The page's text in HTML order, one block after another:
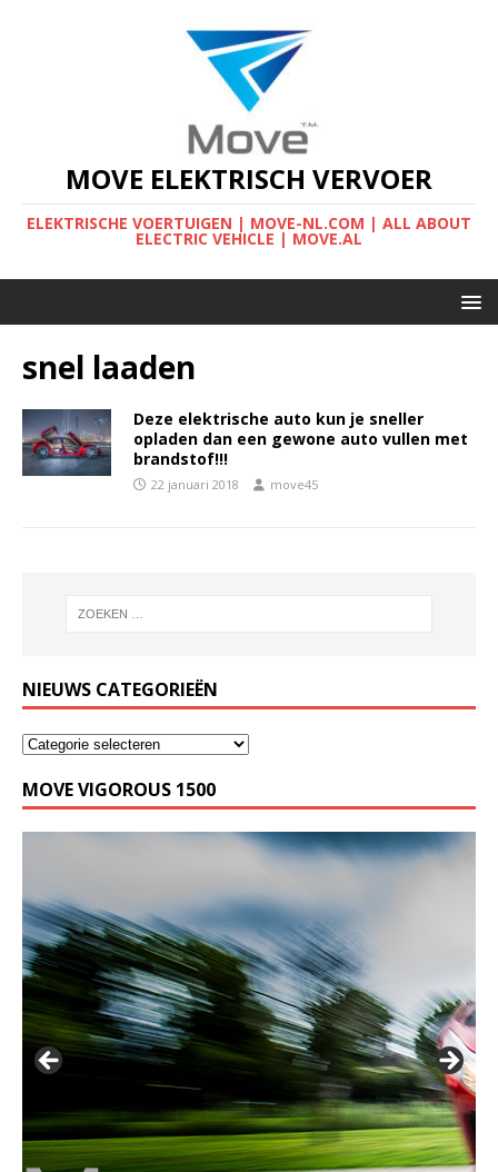
MOVE ELEKTRISCH VERVOER
ELEKTRISCHE VOERTUIGEN | MOVE-NL.COM | ALL ABOUT
ELECTRIC VEHICLE | MOVE.AL
snel laaden
Deze elektrische auto kun je sneller
opladen dan een gewone auto vullen met
brandstof!!!
22 januari 2018 move45
NIEUWS CATEGORIEËN
MOVE VIGOROUS 1500